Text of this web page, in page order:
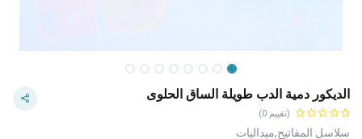
الديكور دمية الدب طويلة الساق الحلوى
(تقييم 0)
سلاسل المفاتيح,ميداليات